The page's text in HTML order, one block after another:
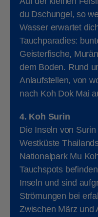
du Dschungel, so
Wasser erwartet
Tauchparadies:
Geisterfische,
dem Boden. Rund
Anlaufstellen, von
nach Koh Dok Mai
4. Koh Surin
Die Inseln von
Westküste
Nationalpark Mu
Tauchspots
Inseln und sind
Strömungen bei
Zwischen März und